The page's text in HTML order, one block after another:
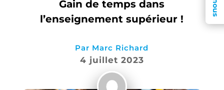
Gain de temps dans
l’enseignement supérieur !
Par Marc Richard
4 juillet 2023